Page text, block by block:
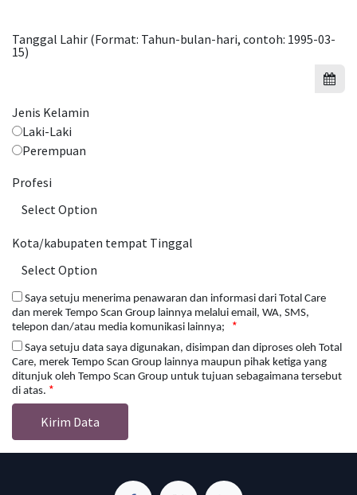
Tanggal Lahir (Format: Tahun-bulan-hari, contoh: 1995-03-
15)
Jenis Kelamin
Laki-Laki
Perempuan
Profesi
Kota/kabupaten tempat Tinggal
Saya setuju menerima penawaran dan informasi dari Total Care
dan merek Tempo Scan Group lainnya melalui email, WA, SMS,
telepon dan/atau media komunikasi lainnya;
Saya setuju data saya digunakan, disimpan dan diproses oleh Total
Care, merek Tempo Scan Group lainnya maupun pihak ketiga yang
ditunjuk oleh Tempo Scan Group untuk tujuan sebagaimana tersebut
di atas.
Kirim Data